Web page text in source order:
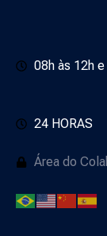
08h às 12h
24 HORAS
Área do